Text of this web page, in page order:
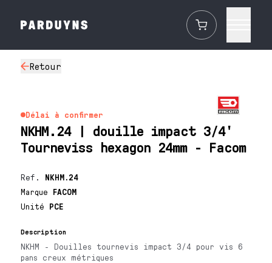
Retour
Délai à confirmer
NKHM.24 | douille impact 3/4'
Tourneviss hexagon 24mm - Facom
Ref. NKHM.24
Marque FACOM
Unité PCE
Description
NKHM - Douilles tournevis impact 3/4 pour vis 6
pans creux métriques